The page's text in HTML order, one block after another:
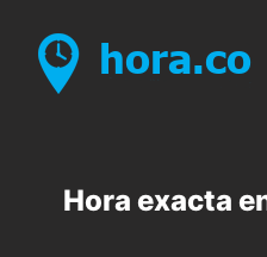
Hora exacta